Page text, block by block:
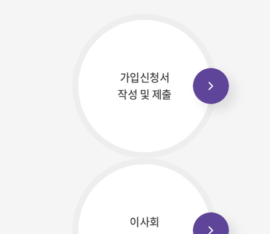
가입신청서
작성 및 제출
이사회